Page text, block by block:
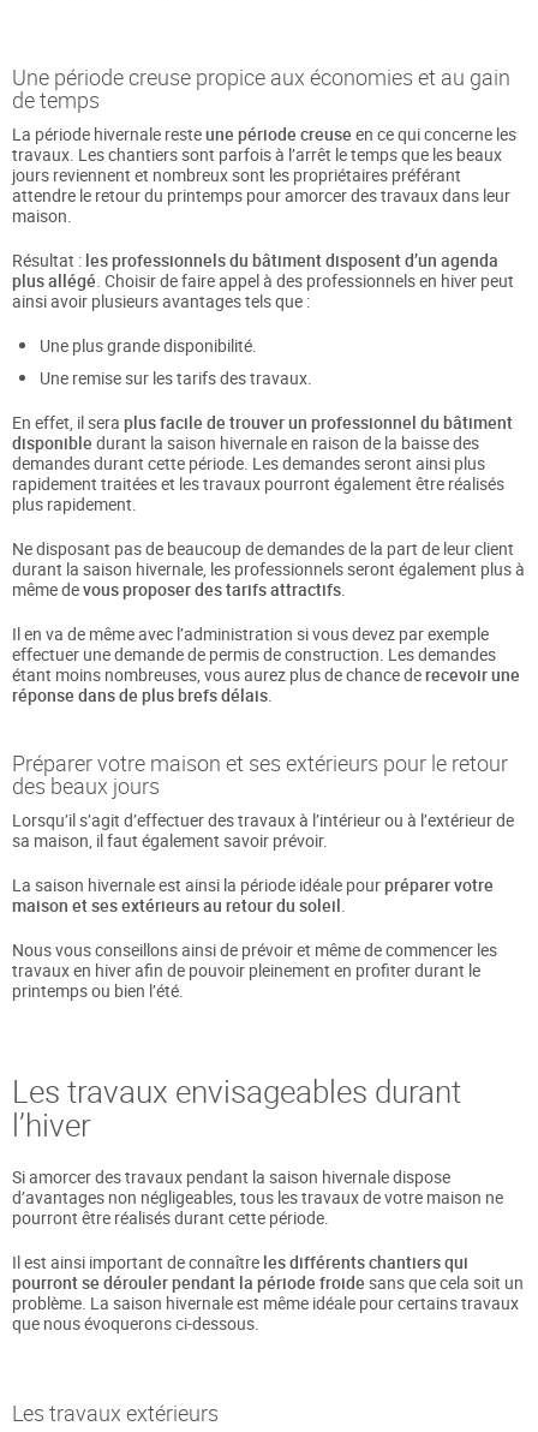
Une période creuse propice aux économies et au gain
de temps
La période hivernale resteune période creuse en ce qui concerne les
travaux. Les chantiers sont parfois à l’arrêt le temps que les beaux
jours reviennent et nombreux sont les propriétaires préférant
attendre le retour du printemps pour amorcer des travaux dans leur
maison.
Résultat : les professionnels du bâtiment disposent d’un agenda
plus allégé . Choisir de faire appel à des professionnels en hiver peut
ainsi avoir plusieurs avantages tels que :
Une plus grande disponibilité.
Une remise sur les tarifs des travaux.
En effet, il sera plus facile de trouver un professionnel du bâtiment
disponible durant la saison hivernale en raison de la baisse des
demandes durant cette période. Les demandes seront ainsi plus
rapidement traitées et les travaux pourront également être réalisés
plus rapidement.
Ne disposant pas de beaucoup de demandes de la part de leur client
durant la saison hivernale, les professionnels seront également plus à
même devous proposer des tarifs attractifs
Il en va de même avec l’administration si vous devez par exemple
effectuer une demande de permis de construction. Les demandes
étant moins nombreuses, vous aurez plus de chance derecevoir une
réponse dans de plus brefs délais
Préparer votre maison et ses extérieurs pour le retour
des beaux jours
Lorsqu’il s’agit d’effectuer des travaux à l’intérieur ou à l’extérieur de
sa maison, il faut également savoir prévoir.
La saison hivernale est ainsi la période idéale pourpréparer votre
maison et ses extérieurs au retour du soleil
Nous vous conseillons ainsi de prévoir et même de commencer les
travaux en hiver afin de pouvoir pleinement en profiter durant le
printemps ou bien l’été.
Les travaux envisageables durant
l’hiver
Si amorcer des travaux pendant la saison hivernale dispose
d’avantages non négligeables, tous les travaux de votre maison ne
pourront être réalisés durant cette période.
Il est ainsi important de connaître les différents chantiers qui
pourront se dérouler pendant la période froide sans que cela soit un
problème. La saison hivernale est même idéale pour certains travaux
que nous évoquerons ci-dessous.
Les travaux extérieurs